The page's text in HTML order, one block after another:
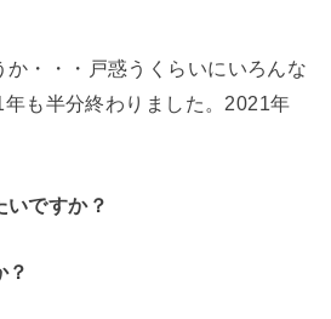
・・・戸惑うくらいにいろんな
も半分終わりました。2021年
いですか？
？